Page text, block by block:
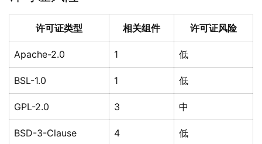
许可证类型 相关组件 许可证风险
Apache-2.0 1 低
BSL-1.0 1 低
GPL-2.0 3 中
BSD-3-Clause 4 低